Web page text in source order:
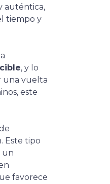
auténtica,
tiempo y
, y lo
una vuelta
este
Este tipo
un
favorece